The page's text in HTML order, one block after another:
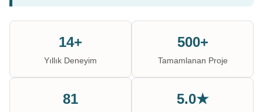
14+
Yıllık Deneyim
500+
Tamamlanan Proje
81 5.0★